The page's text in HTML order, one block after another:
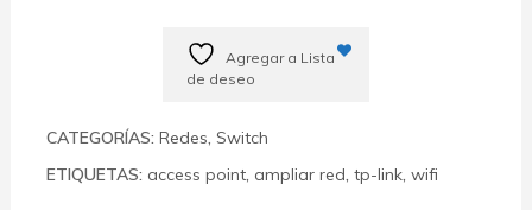
Agregar a Lista
de deseo
CATEGORÍAS: Redes, Switch
ETIQUETAS: access point, ampliar red, tp-link, wifi